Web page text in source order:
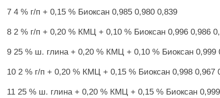
7 4 % г/п + 0,15 % Биоксан 0,985 0,980 0,839
8 2 % г/п + 0,20 % КМЦ + 0,10 % Биоксан 0,996 0,986
9 25 % ш. глина + 0,20 % КМЦ + 0,10 % Биоксан 0,999
10 2 % г/п + 0,20 % КМЦ + 0,15 % Биоксан 0,998 0,967
11 25 % ш. глина + 0,20 % КМЦ + 0,15 % Биоксан